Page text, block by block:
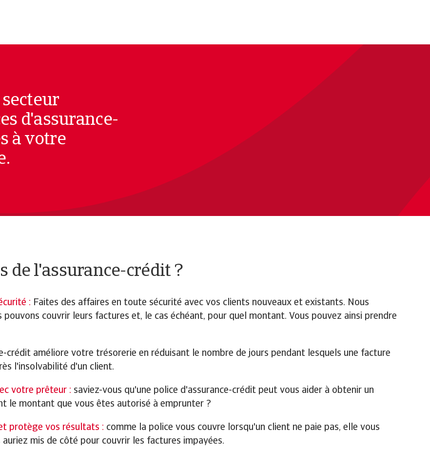
d'assurance-
à votre
de l'assurance-crédit ?
: Faites des affaires en toute sécurité avec vos clients nouveaux et existants. Nous
couvrir leurs factures et, le cas échéant, pour quel montant. Vous pouvez ainsi prendre
crédit améliore votre trésorerie en réduisant le nombre de jours pendant lesquels une facture
l'insolvabilité d'un client.
votre prêteur : saviez-vous qu'une police d'assurance-crédit peut vous aider à obtenir un
le montant que vous êtes autorisé à emprunter ?
protège vos résultats : comme la police vous couvre lorsqu'un client ne paie pas, elle vous
mis de côté pour couvrir les factures impayées.